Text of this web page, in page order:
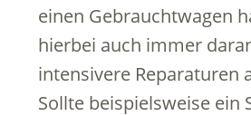
einen Gebrauchtwagen
hierbei auch immer
intensivere Reparaturen
Sollte beispielsweise